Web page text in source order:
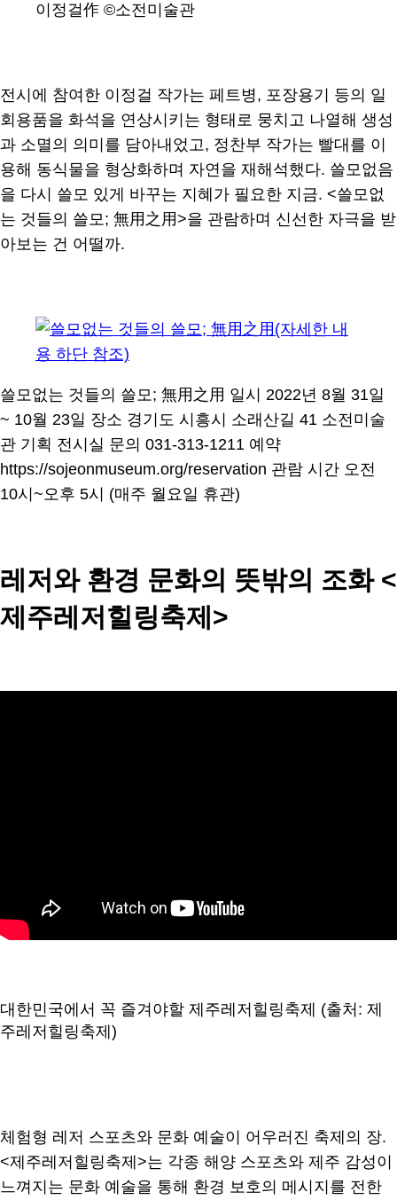
이정걸作 ©소전미술관
전시에 참여한 이정걸 작가는 페트병, 포장용기 등의 일
회용품을 화석을 연상시키는 형태로 뭉치고 나열해 생성
과 소멸의 의미를 담아내었고, 정찬부 작가는 빨대를 이
용해 동식물을 형상화하며 자연을 재해석했다. 쓸모없음
을 다시 쓸모 있게 바꾸는 지혜가 필요한 지금. <쓸모없
는 것들의 쓸모; 無用之用>을 관람하며 신선한 자극을 받
아보는 건 어떨까.
쓸모없는 것들의 쓸모; 無用之用 일시 2022년 8월 31일
~ 10월 23일 장소 경기도 시흥시 소래산길 41 소전미술
관 기획 전시실 문의 031-313-1211 예약
https://sojeonmuseum.org/reservation 관람 시간 오전
10시~오후 5시 (매주 월요일 휴관)
레저와 환경 문화의 뜻밖의 조화 <
제주레저힐링축제>
대한민국에서 꼭 즐겨야할 제주레저힐링축제 (출처: 제
주레저힐링축제)
체험형 레저 스포츠와 문화 예술이 어우러진 축제의 장.
<제주레저힐링축제>는 각종 해양 스포츠와 제주 감성이
느껴지는 문화 예술을 통해 환경 보호의 메시지를 전한